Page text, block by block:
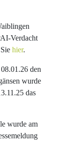
Verdacht
hier.
den
wurde
das
wurde am